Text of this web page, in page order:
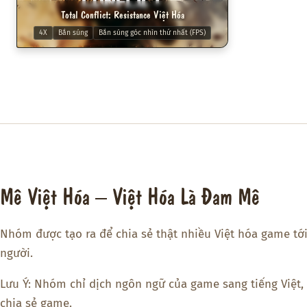
Total Conflict: Resistance Việt Hóa
4X Bắn súng Bắn súng góc nhìn thứ nhất (FPS)
Mê Việt Hóa – Việt Hóa Là Đam Mê
Nhóm được tạo ra để chia sẻ thật nhiều Việt hóa game
người.
Lưu Ý: Nhóm chỉ dịch ngôn ngữ của game sang tiếng
chia sẻ game.